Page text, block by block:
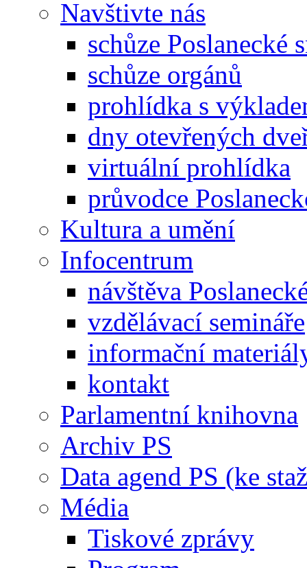
Navštivte nás
schůze Poslanecké
schůze orgánů
prohlídka s
dny otevřených
virtuální prohlídka
průvodce
Kultura a umění
Infocentrum
návštěva
vzdělávací semináře
informační
kontakt
Parlamentní knihovna
Archiv PS
Data agend PS (ke
Média
Tiskové zprávy